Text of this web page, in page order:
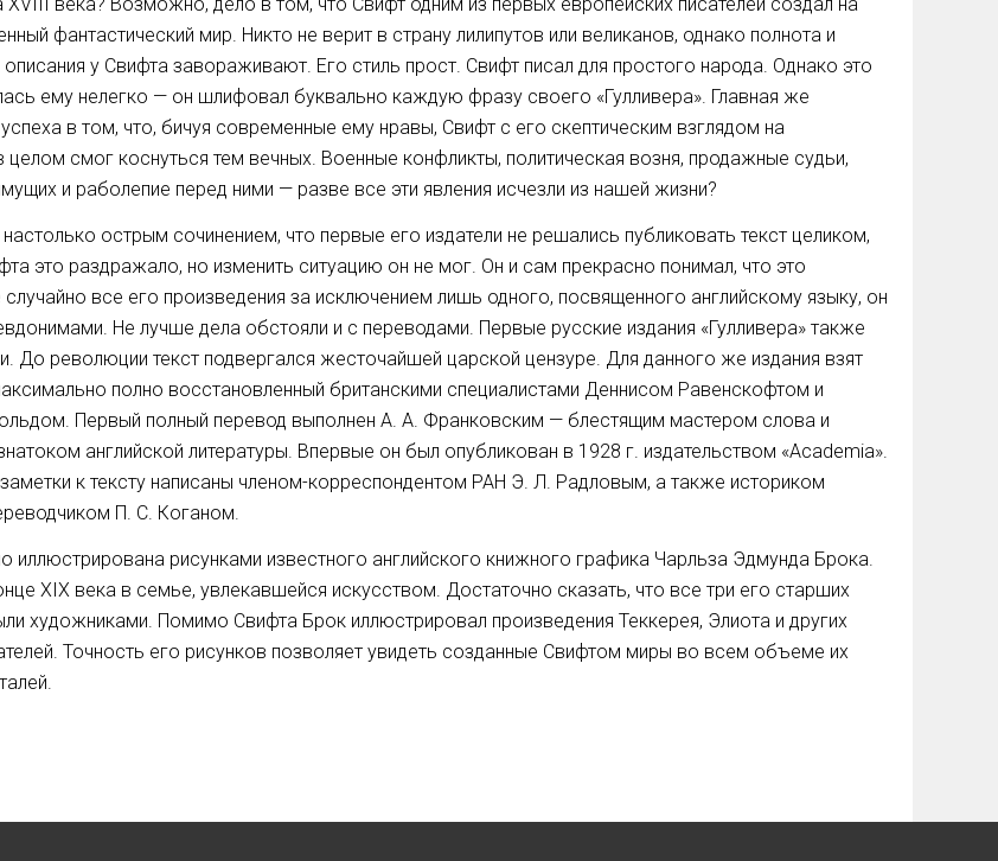
фантастический мир. Никто не верит в страну лилипутов или великанов, однако полнота и
описания у Свифта завораживают. Его стиль прост. Свифт писал для простого народа. Однако это
ему нелегко — он шлифовал буквально каждую фразу своего «Гулливера». Главная же
в том, что, бичуя современные ему нравы, Свифт с его скептическим взглядом на
целом смог коснуться тем вечных. Военные конфликты, политическая возня, продажные судьи,
и раболепие перед ними — разве все эти явления исчезли из нашей жизни?
настолько острым сочинением, что первые его издатели не решались публиковать текст целиком,
это раздражало, но изменить ситуацию он не мог. Он и сам прекрасно понимал, что это
все его произведения за исключением лишь одного, посвященного английскому языку, он
Не лучше дела обстояли и с переводами. Первые русские издания «Гулливера» также
До революции текст подвергался жесточайшей царской цензуре. Для данного же издания взят
полно восстановленный британскими специалистами Деннисом Равенскофтом и
Первый полный перевод выполнен А. А. Франковским — блестящим мастером слова и
английской литературы. Впервые он был опубликован в 1928 г. издательством «Academia».
к тексту написаны членом-корреспондентом РАН Э. Л. Радловым, а также историком
П. С. Коганом.
иллюстрирована рисунками известного английского книжного графика Чарльза Эдмунда Брока.
XIX века в семье, увлекавшейся искусством. Достаточно сказать, что все три его старших
художниками. Помимо Свифта Брок иллюстрировал произведения Теккерея, Элиота и других
Точность его рисунков позволяет увидеть созданные Свифтом миры во всем объеме их